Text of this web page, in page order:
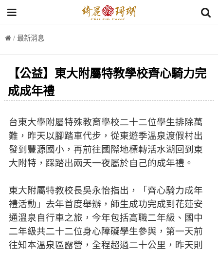
/ 最新消息
【公益】東大附屬特教學校齊心騎力完
成成年禮
台東大學附屬特殊教育學校二十二位學生排除萬
難，昨天以腳踏車代步，從東遊季溫泉渡假村出
發到豐源國小，再前往國際地標轉活水湖回到東
大附特，踩踏出兩天一夜屬於自己的成年禮。
東大附屬特教校長吳永怡指出，「齊心騎力成年
禮活動」去年首度舉辦，師生成功完成到花蓮安
通溫泉自行車之旅，今年包括高職二年級、國中
二年級共二十二位身心障礙學生參與，第一天前
往知本溫泉區露營，全程超過二十公里，昨天則